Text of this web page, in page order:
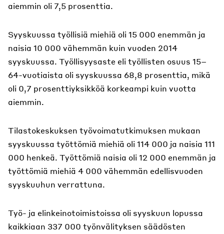
aiemmin oli 7,5 prosenttia.
Syyskuussa työllisiä miehiä oli 15 000 enemmän ja
naisia 10 000 vähemmän kuin vuoden 2014
syyskuussa. Työllisyysaste eli työllisten osuus 15–
64-vuotiaista oli syyskuussa 68,8 prosenttia, mikä
oli 0,7 prosenttiyksikköä korkeampi kuin vuotta
aiemmin.
Tilastokeskuksen työvoimatutkimuksen mukaan
syyskuussa työttömiä miehiä oli 114 000 ja naisia 111
000 henkeä. Työttömiä naisia oli 12 000 enemmän ja
työttömiä miehiä 4 000 vähemmän edellisvuoden
syyskuuhun verrattuna.
Työ- ja elinkeinotoimistoissa oli syyskuun lopussa
kaikkiaan 337 000 työnvälityksen säädösten